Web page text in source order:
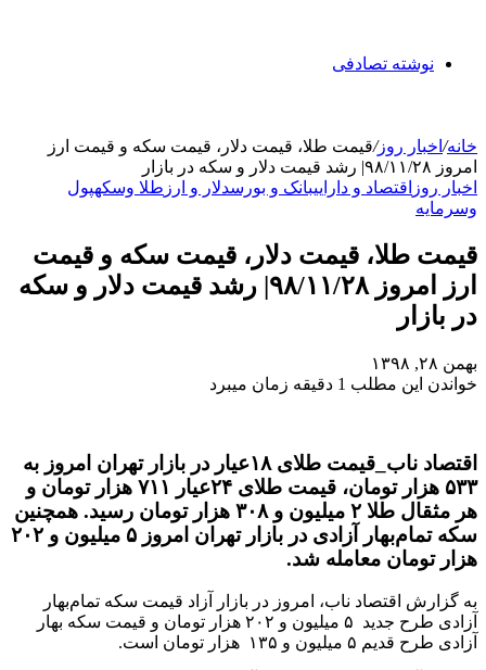
نوشته تصادفی
خانه/ اخبار روز/قیمت طلا، قیمت دلار، قیمت سکه و قیمت ارز
امروز ۹۸/۱۱/۲۸| رشد قیمت دلار و سکه در بازار
اخبار روز اقتصاد و داراییبانک و بورسدلار و ارز طلا وسکهپول
وسرمایه
قیمت طلا، قیمت دلار، قیمت سکه و قیمت
ارز امروز ۹۸/۱۱/۲۸| رشد قیمت دلار و سکه
در بازار
بهمن ۲۸, ۱۳۹۸
خواندن این مطلب 1 دقیقه زمان میبرد
اقتصاد ناب_قیمت طلای ۱۸عیار در بازار تهران امروز به
۵۳۳ هزار تومان، قیمت طلای ۲۴عیار ۷۱۱ هزار تومان و
هر مثقال طلا ۲ میلیون و ۳۰۸ هزار تومان رسید. همچنین
سکه تمام‌‌بهار آزادی در بازار تهران امروز ۵ میلیون و ۲۰۲
هزار تومان معامله شد.
به گزارش اقتصاد ناب، امروز در بازار آزاد قیمت سکه تمام‌بهار
آزادی طرح جدید ۵ میلیون و ۲۰۲ هزار تومان و قیمت سکه بهار
آزادی طرح قدیم ۵ میلیون و ۱۳۵ هزار تومان است.